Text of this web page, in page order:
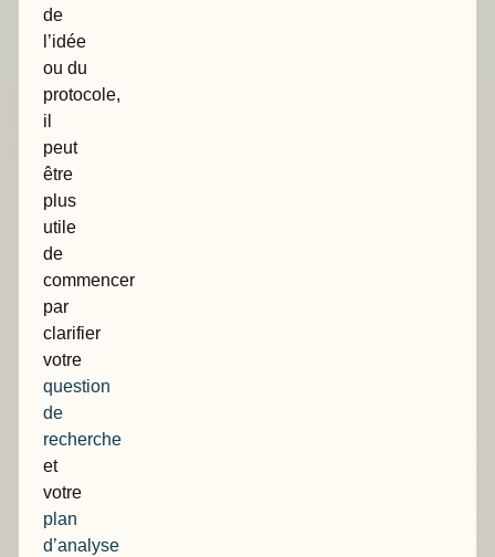
de
l’idée
ou du
protocole,
il
peut
être
plus
utile
de
commencer
par
clarifier
votre
question
de
recherche
et
votre
plan
d’analyse